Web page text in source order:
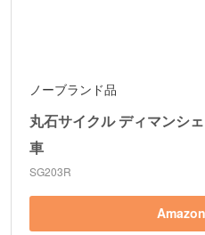
ノーブランド品
丸石サイクル ディマンシ
車
SG203R